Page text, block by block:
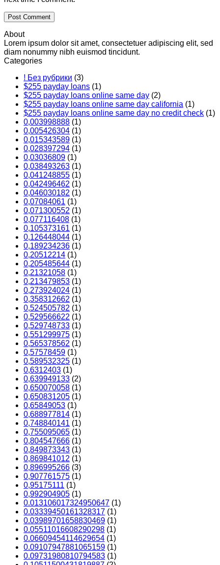
About
Lorem ipsum dolor sit amet, consectetuer adipiscing elit, sed
diam nonummy nibh euismod tincidunt.
Categories
! Без рубрики (3)
$255 payday loans (1)
$255 payday loans online same day (2)
$255 payday loans online same day california (1)
$255 payday loans online same day no credit check (1)
0,003998888 (1)
0,005426304 (1)
0,015343589 (1)
0,028397294 (1)
0,03036809 (1)
0,038493263 (1)
0,041248855 (1)
0,042496462 (1)
0,046030182 (1)
0,07084061 (1)
0,071300552 (1)
0,077116408 (1)
0,105373161 (1)
0,126448044 (1)
0,189234236 (1)
0,20512214 (1)
0,205485644 (1)
0,21321058 (1)
0,213479853 (1)
0,273924024 (1)
0,358312662 (1)
0,524505782 (1)
0,529566622 (1)
0,529748733 (1)
0,551299975 (1)
0,565378562 (1)
0,57578459 (1)
0,589532325 (1)
0,6312403 (1)
0,639949133 (2)
0,650070058 (1)
0,650831205 (1)
0,65849053 (1)
0,688977814 (1)
0,748840141 (1)
0,755095065 (1)
0,804547666 (1)
0,849873343 (1)
0,869841012 (1)
0,896995266 (3)
0,907761575 (1)
0,95175111 (1)
0,992904905 (1)
0.013106017324950647 (1)
0.03339450161328317 (1)
0.03989701658830469 (1)
0.05511016608290298 (1)
0.06609454114629654 (1)
0.09107947881065159 (1)
0.09731980810794583 (1)